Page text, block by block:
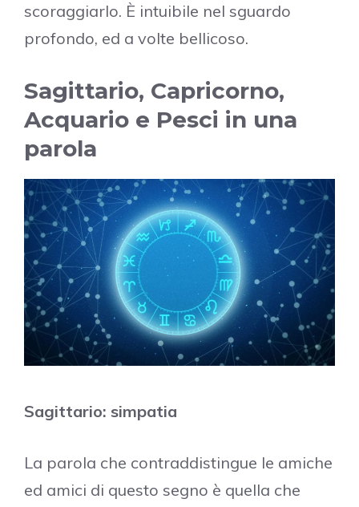
scoraggiarlo. È intuibile nel sguardo
profondo, ed a volte bellicoso.
Sagittario, Capricorno,
Acquario e Pesci in una
parola
Sagittario: simpatia
La parola che contraddistingue le amiche
ed amici di questo segno è quella che